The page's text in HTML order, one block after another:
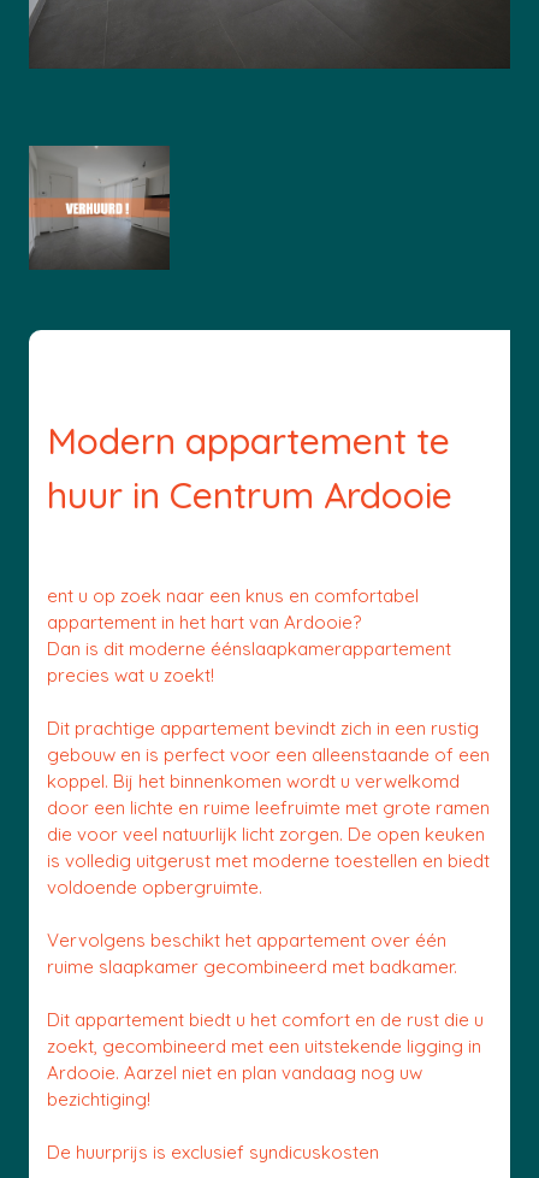
Modern appartement te
huur in Centrum Ardooie
ent u op zoek naar een knus en comfortabel
appartement in het hart van Ardooie?
Dan is dit moderne éénslaapkamerappartement
precies wat u zoekt!
Dit prachtige appartement bevindt zich in een rustig
gebouw en is perfect voor een alleenstaande of een
koppel. Bij het binnenkomen wordt u verwelkomd
door een lichte en ruime leefruimte met grote ramen
die voor veel natuurlijk licht zorgen. De open keuken
is volledig uitgerust met moderne toestellen en biedt
voldoende opbergruimte.
Vervolgens beschikt het appartement over één
ruime slaapkamer gecombineerd met badkamer.
Dit appartement biedt u het comfort en de rust die u
zoekt, gecombineerd met een uitstekende ligging in
Ardooie. Aarzel niet en plan vandaag nog uw
bezichtiging!
De huurprijs is exclusief syndicuskosten